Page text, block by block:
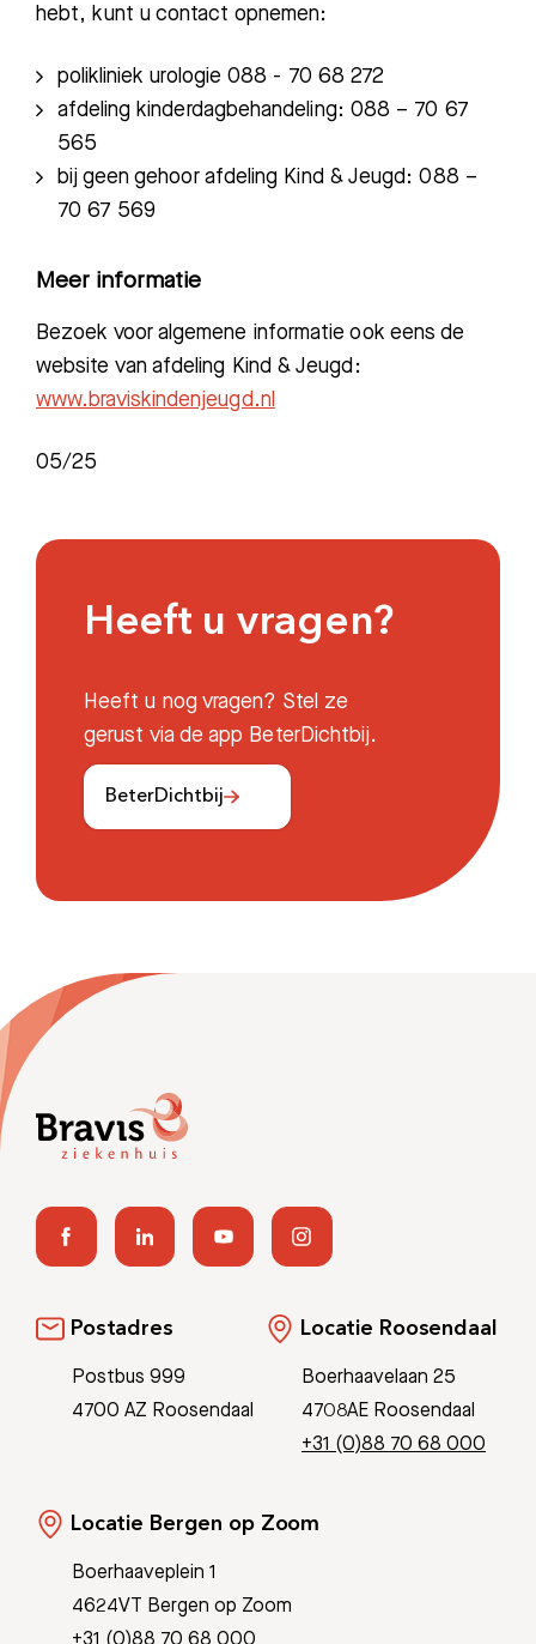
hebt, kunt u contact opnemen:
polikliniek urologie 088 - 70 68 272
afdeling kinderdagbehandeling: 088 – 70 67
565
bij geen gehoor afdeling Kind & Jeugd: 088 –
70 67 569
Meer informatie
Bezoek voor algemene informatie ook eens de
website van afdeling Kind & Jeugd:
www.braviskindenjeugd.nl
05/25
Heeft u vragen?
Heeft u nog vragen? Stel ze
gerust via de app BeterDichtbij.
BeterDichtbij
Postadres
Postbus 999
4700 AZ Roosendaal
Locatie Roosendaal
Boerhaavelaan 25
4708AE Roosendaal
+31 (0)88 70 68 000
Locatie Bergen op Zoom
Boerhaaveplein 1
4624VT Bergen op Zoom